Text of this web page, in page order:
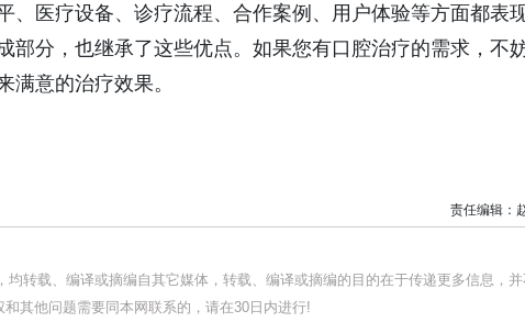
医疗设备、诊疗流程、合作案例、用户体验等方面都表
部分，也继承了这些优点。如果您有口腔治疗的需求，不
满意的治疗效果。
责任编辑：
均转载、编译或摘编自其它媒体，转载、编译或摘编的目的在于传递更多信息，并
其他问题需要同本网联系的，请在30日内进行!